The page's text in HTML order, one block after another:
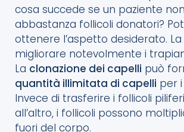
cosa succede se un paziente
abbastanza follicoli donatori?
ottenere l’aspetto desiderato.
migliorare notevolmente i
La clonazione dei capelli può
quantità illimitata di capelli per
Invece di trasferire i follicoli
all’altro, i follicoli possono
fuori del corpo.